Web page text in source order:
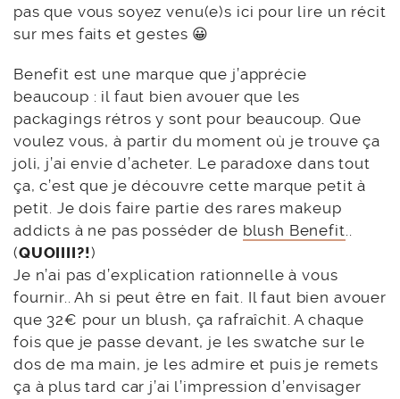
pas que vous soyez venu(e)s ici pour lire un récit
sur mes faits et gestes 😀
Benefit est une marque que j’apprécie
beaucoup : il faut bien avouer que les
packagings rétros y sont pour beaucoup. Que
voulez vous, à partir du moment où je trouve ça
joli, j’ai envie d’acheter. Le paradoxe dans tout
ça, c’est que je découvre cette marque petit à
petit. Je dois faire partie des rares makeup
addicts à ne pas posséder de blush Benefit..
(QUOIIII?!)
Je n’ai pas d’explication rationnelle à vous
fournir.. Ah si peut être en fait. Il faut bien avouer
que 32€ pour un blush, ça rafraîchit. A chaque
fois que je passe devant, je les swatche sur le
dos de ma main, je les admire et puis je remets
ça à plus tard car j’ai l’impression d’envisager